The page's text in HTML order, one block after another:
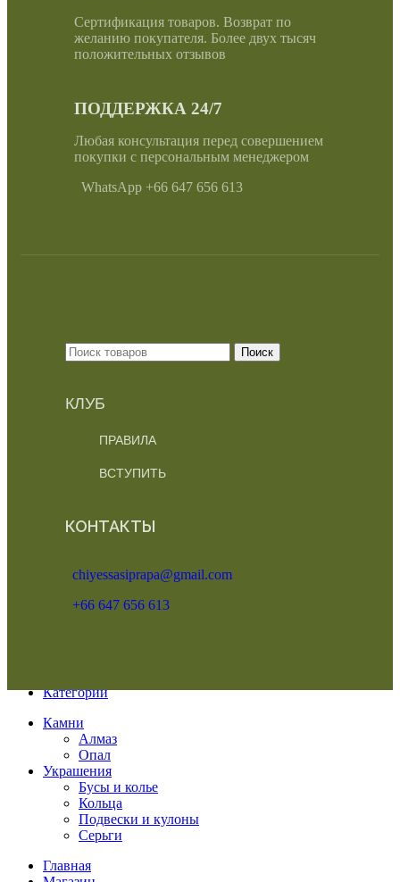
Сертификация товаров. Возврат по
желанию покупателя. Более двух тысяч
положительных отзывов
ПОДДЕРЖКА 24/7
Любая консультация перед совершением
покупки с персональным менеджером
WhatsApp +66 647 656 613
Поиск
КЛУБ
ПРАВИЛА
ВСТУПИТЬ
КОНТАКТЫ
chiyessasiprapa@gmail.com
+66 647 656 613
Категории
Камни
Алмаз
Опал
Украшения
Бусы и колье
Кольца
Подвески и кулоны
Серьги
Главная